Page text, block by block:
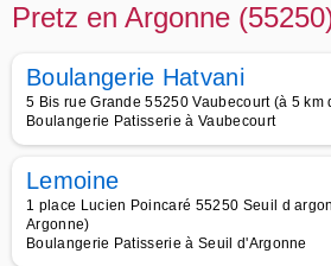
Pretz en Argonne
Boulangerie Hatvani
5 Bis rue Grande 55250 Vaubecourt (à 5 km
Boulangerie Patisserie à Vaubecourt
Lemoine
1 place Lucien Poincaré 55250 Seuil d
Argonne)
Boulangerie Patisserie à Seuil d'Argonne